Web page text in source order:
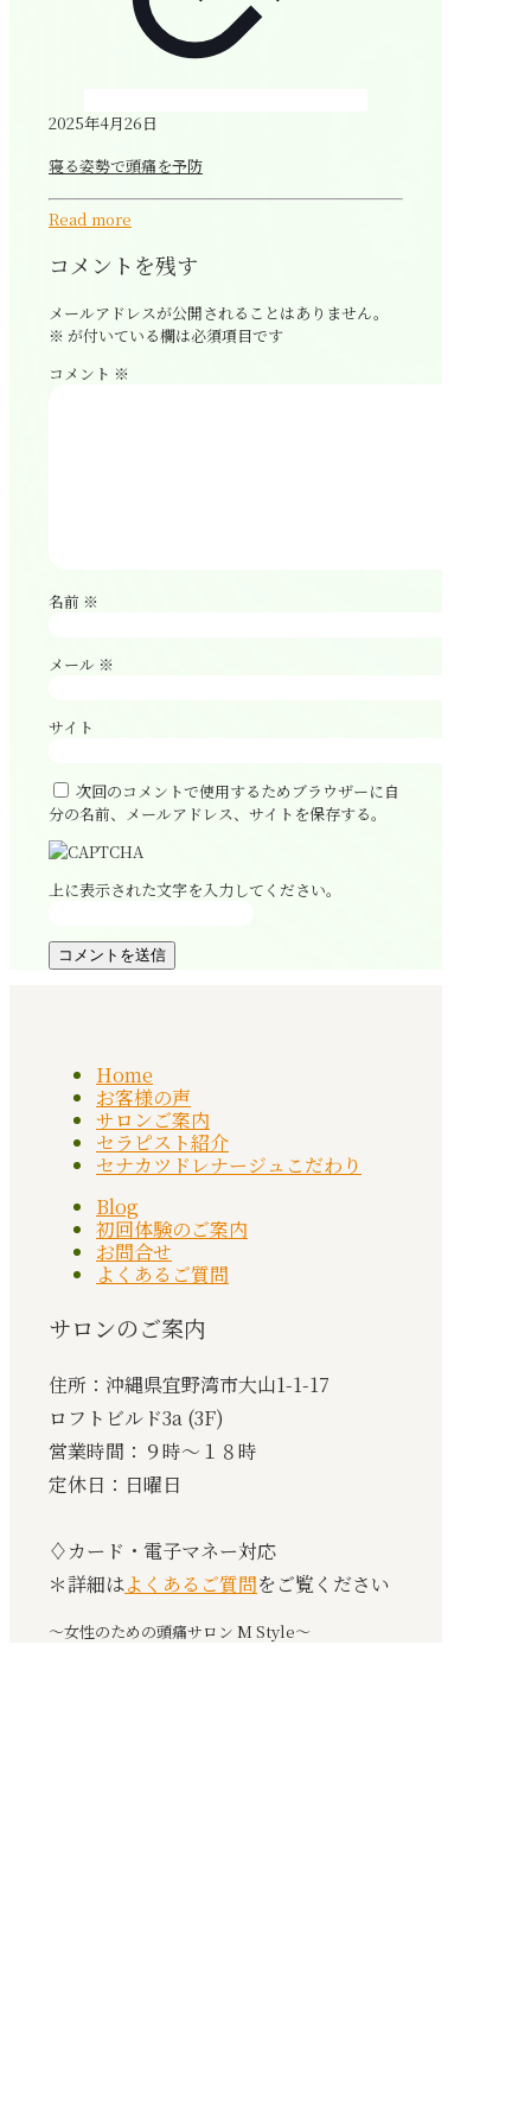
2025年4月26日
寝る姿勢で頭痛を予防
Read more
コメントを残す
メールアドレスが公開されることはありません。
※ が付いている欄は必須項目です
コメント ※
名前 ※
メール ※
サイト
次回のコメントで使用するためブラウザーに自
分の名前、メールアドレス、サイトを保存する。
上に表示された文字を入力してください。
Home
お客様の声
サロンご案内
セラピスト紹介
セナカツドレナージュこだわり
Blog
初回体験のご案内
お問合せ
よくあるご質問
サロンのご案内
住所：沖縄県宜野湾市大山1-1-17
ロフトビルド3a (3F)
営業時間：９時〜１８時
定休日：日曜日
♢カード・電子マネー対応
＊詳細はよくあるご質問をご覧ください
〜女性のための頭痛サロン M Style〜